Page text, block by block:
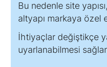
Bu nedenle site
altyapı markaya özel
İhtiyaçlar değiştikçe
uyarlanabilmesi